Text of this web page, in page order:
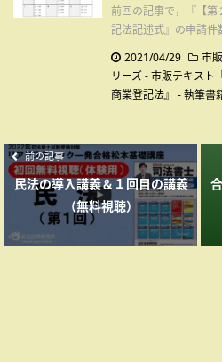
前回の記事で，『【第
記法記述式』の申請件
2021/04/29
市
リーズ - 市販テキスト
商業登記法』 -執筆書
前の記事
民法の導入講義＆１回目の講義
（無料視聴）